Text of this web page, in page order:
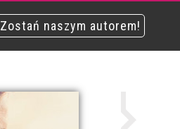
Zostań naszym autorem!